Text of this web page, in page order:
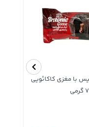
با مغزی کاکائویی